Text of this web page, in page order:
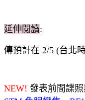
延伸閱讀:
傳預計在 2/5 (台北
NEW! 發表前間諜照